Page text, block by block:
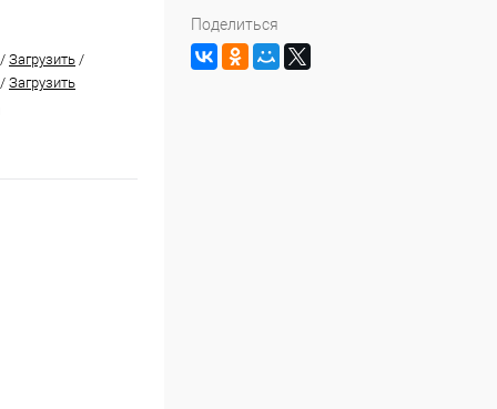
/ Загрузить /
/ Загрузить
Поделиться